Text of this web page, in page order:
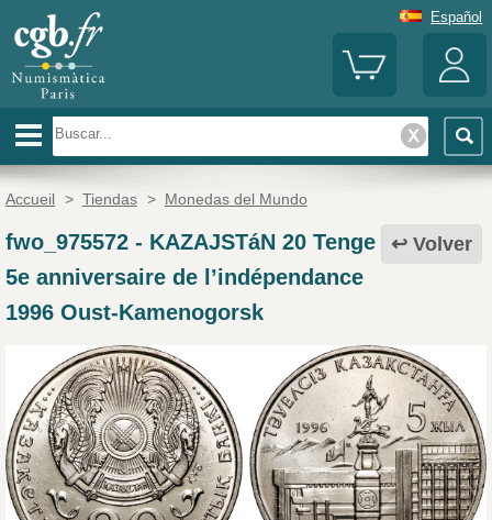
Español
Accueil > Tiendas > Monedas del Mundo
Volver
fwo_975572- KAZAJSTáN 20 Tenge
5e anniversaire de l’indépendance
1996 Oust-Kamenogorsk